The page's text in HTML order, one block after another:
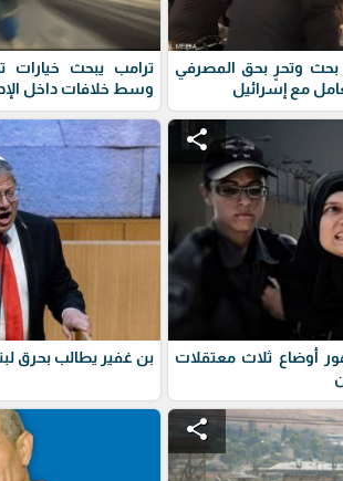
بحث وتحرٍ بحق المصرفي
مع إسرائيل
ترامب يبحث خيارات
وسط خلافات داخل
share
أوضاع ثلاث معتقلات
بن غفير يطالب بحرق
share